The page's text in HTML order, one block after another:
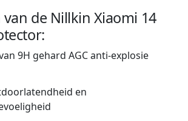
de Nillkin Xiaomi 14
9H gehard AGC anti-explosie
en